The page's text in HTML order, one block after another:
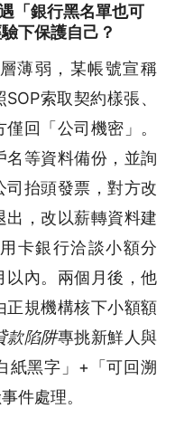
「銀行黑名單也可
下保護自己？
薄弱，某帳號宣稱
索取契約樣張、
回「公司機密」。
等資料備份，並詢
司抬頭發票，對方改
出，改以薪轉資料建
卡銀行洽談小額分
以內。兩個月後，他
正規機構核下小額額
款陷阱專挑新鮮人與
紙黑字」+「可回溯
件處理。